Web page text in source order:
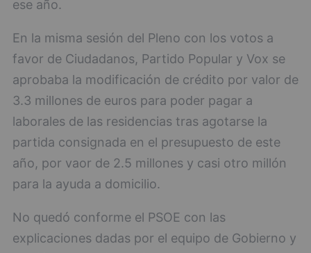
ese año.
En la misma sesión del Pleno con los votos a
favor de Ciudadanos, Partido Popular y Vox se
aprobaba la modificación de crédito por valor de
3.3 millones de euros para poder pagar a
laborales de las residencias tras agotarse la
partida consignada en el presupuesto de este
año, por vaor de 2.5 millones y casi otro millón
para la ayuda a domicilio.
No quedó conforme el PSOE con las
explicaciones dadas por el equipo de Gobierno y